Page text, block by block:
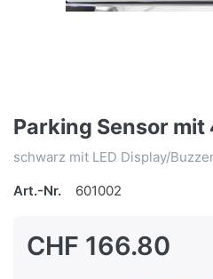
Parking Sensor mit
schwarz mit LED Display/
Art.-Nr.
601002
CHF 166.80